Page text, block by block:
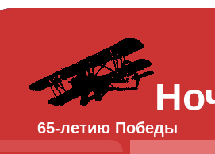
65-летию Победы